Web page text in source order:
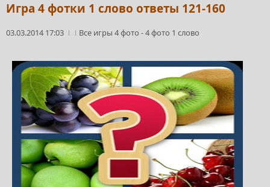
Игра 4 фотки 1 слово ответы 121-160
03.03.2014 17:03 Все игры 4 фото -4 фото 1 слово